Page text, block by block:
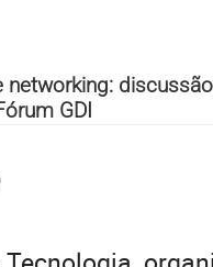
networking:
GDI